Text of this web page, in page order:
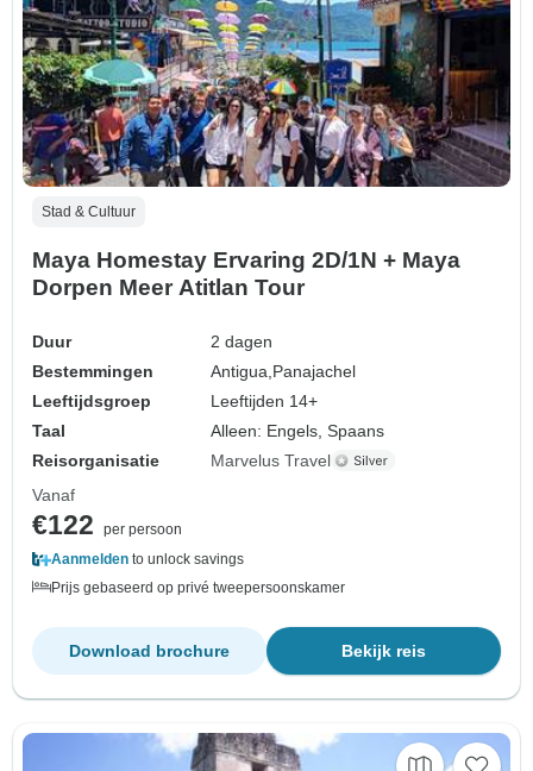
Stad & Cultuur
Maya Homestay Ervaring 2D/1N + Maya
Dorpen Meer Atitlan Tour
Duur
2 dagen
Bestemmingen
Antigua, Panajachel
Leeftijdsgroep
Leeftijden 14+
Taal
Alleen: Engels, Spaans
Reisorganisatie
Marvelus Travel
Vanaf
€122
per persoon
Aanmelden to unlock savings
Prijs gebaseerd op privé tweepersoonskamer
Bekijk reis
Download brochure